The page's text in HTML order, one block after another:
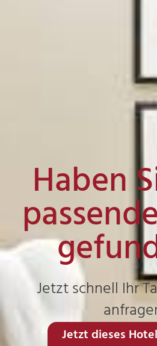
Haben
Jetzt schnell Ihr
Jetzt dieses